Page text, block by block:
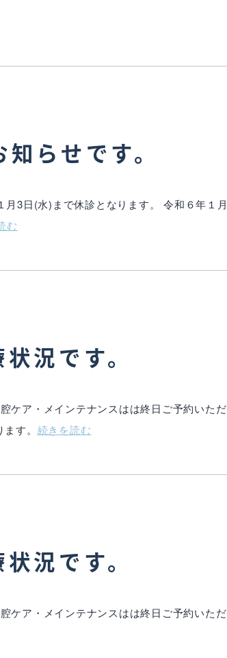
らせです。
3日(水)まで休診となります。 令和６年１月
む
況です。
ケア・メインテナンスはは終日ご予約いただ
す。 続きを読む
況です。
ケア・メインテナンスはは終日ご予約いただ